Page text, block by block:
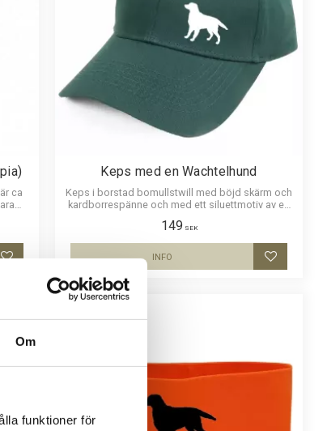
Om
funktioner för
ca
Keps med en Wachtelhund
Keps i borstad bomullstwill med böjd skärm och
kardborrespänne och med ett siluettmotiv av en
149 SEK
Lägg till i
INFO